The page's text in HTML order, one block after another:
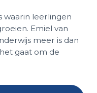
waarin leerlingen
Emiel van
meer is dan
gaat om de